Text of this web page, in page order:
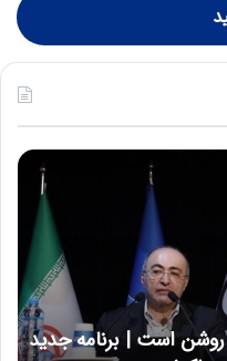
روشن است | برنامه جدید